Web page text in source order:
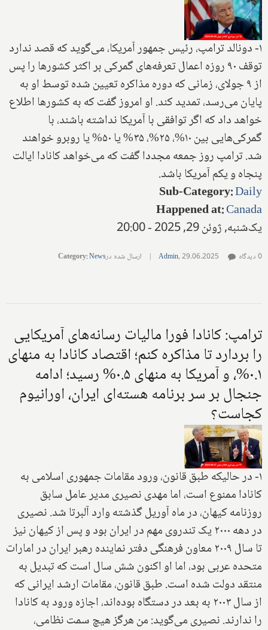
۱- دونالد ترامپ، رئیس جمهور آمریکا، می‌گوید که قصد ندارد
توقف ۹۰ روزه اعمال تعرفه‌های گمرکی بر اکثر کشورها را پس
از ۹ جولای، زمانی که دوره مذاکره تعیین شده توسط او به
پایان می‌رسد، تمدید کند. او امروز گفت که به کشورها اطلاع
خواهد داد که اگر توافقی با آمریکا نداشته باشند، با
گمرکی‌هایی بین ۱۰%، ۲۵%، ۳۵% یا ۵۰% یا روبرو خواهند
شد. ترامپ روز جمعه مجددا گفت که می‌خواهد کانادا ایالت
پنجاه و یکم آمریکا باشد.
Sub-Category:Daily
Happened at:Canada
یک‌شنبه, ژوئن 29, 2025 - 20:00
Admin,29.06.2025
| ارسال شده در Category:News 0 دیدگاه
ترامپ: کانادا فورا مالیات رسانه‌های آمریکایی
را بردارد تا مذاکره کنم؛ اقتصاد کانادا به منهای
۰.۱%، و آمریکا به منهای ۰.۵% رسید؛ ادامه
جنجال بر سر برنامه هسته‌ای ایران، اورانیوم
کجاست؟
۱- در حالیکه طبق قانون، ورود مقامات جمهوری اسلامی به
کانادا ممنوع است، اما مهدی نصیری مدیر عامل سابق
روزنامه کیهان، در ماه آوریل گذشته وارد آلبرتا شد. نصیری
در دهه ۲۰۰۰ یک تندروی مهم در ایران بود و پس از کیهان نیز
تا سال ۲۰۰۹ معاون فرهنگی دفتر نماینده رهبر ایران در امارات
متحده عربی بود، اما او اکنون شش سال است که تبدیل به
منتقد دولت شده است. طبق قانون، مقامات ارشد ایرانی که
از سال ۲۰۰۳ به بعد در دستگاه بوده‌اند، اجازه ورود به کانادا
را ندارند. نصیری می‌گوید: من هرگز هیچ سمت نظامی،